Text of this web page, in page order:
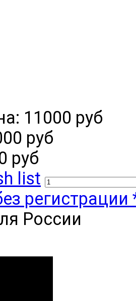
11000 руб
руб
руб
регистрации
России